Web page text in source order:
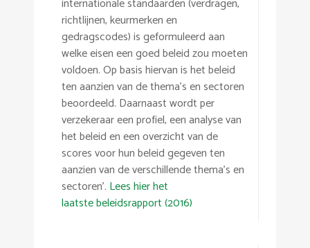
internationale standaarden (verdragen,
richtlijnen, keurmerken en
gedragscodes) is geformuleerd aan
welke eisen een goed beleid zou moeten
voldoen. Op basis hiervan is het beleid
ten aanzien van de thema’s en sectoren
beoordeeld. Daarnaast wordt per
verzekeraar een profiel, een analyse van
het beleid en een overzicht van de
scores voor hun beleid gegeven ten
aanzien van de verschillende thema’s en
sectoren’. Lees hier het
laatste beleidsrapport (2016)